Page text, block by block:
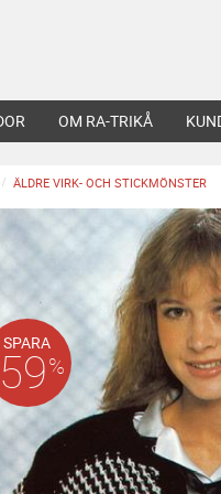
OM RA-TRIKÅ
ÄLDRE VIRK- OCH STICKMÖNSTER
SPARA
59%